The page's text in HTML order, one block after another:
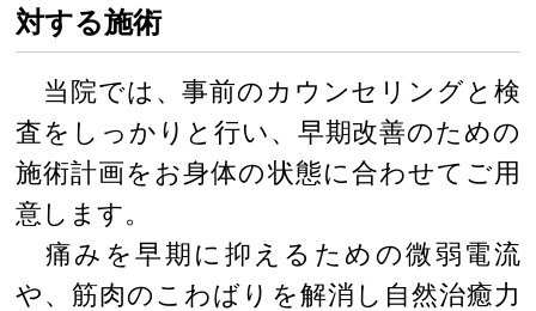
対する施術
当院では、事前のカウンセリングと検
査をしっかりと行い、早期改善のための
施術計画をお身体の状態に合わせてご用
意します。
痛みを早期に抑えるための微弱電流
や、筋肉のこわばりを解消し自然治癒力